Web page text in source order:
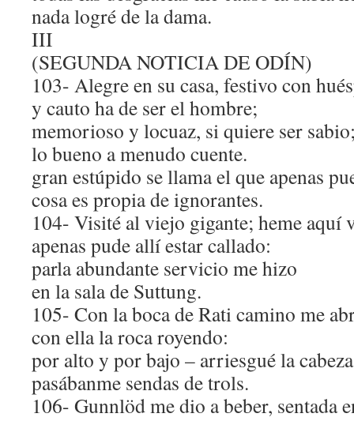
nada logré de la dama.
III
(SEGUNDA NOTICIA DE ODÍN)
103- Alegre en su casa, festivo con
y cauto ha de ser el hombre;
memorioso y locuaz, si quiere ser
lo bueno a menudo cuente.
gran estúpido se llama el que apenas
cosa es propia de ignorantes.
104- Visité al viejo gigante; heme aquí
apenas pude allí estar callado:
parla abundante servicio me hizo
en la sala de Suttung.
105- Con la boca de Rati camino me
con ella la roca royendo:
por alto y por bajo – arriesgué la
pasábanme sendas de trols.
106- Gunnlöd me dio a beber, sentada